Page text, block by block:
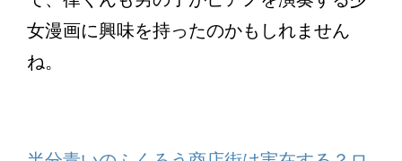
女漫画に興味を持ったのかもしれません
ね。